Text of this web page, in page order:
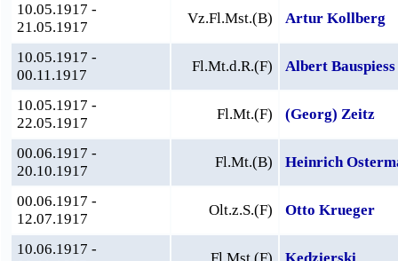
10.05.1917 -
21.05.1917
Vz.Fl.Mst.(B) Artur Kollberg
10.05.1917 -
00.11.1917
Fl.Mt.d.R.(F) Albert Bauspiess
10.05.1917 -
22.05.1917
Fl.Mt.(F) (Georg) Zeitz
00.06.1917 -
20.10.1917
Fl.Mt.(B) Heinrich
00.06.1917 -
12.07.1917
Olt.z.S.(F) Otto Krueger
10.06.1917 -